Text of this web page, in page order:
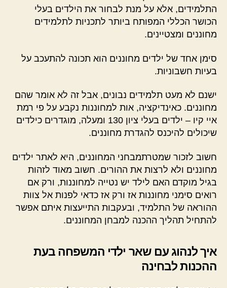
התלמידים, אלא על מנת לבחור את הילדים בעלי
הכושר הכללי המפותח ביותר לתכניות לתלמידים
מחוננים ומצטיינים.
סימן אחד של ילדים מחוננים הוא תכונה להתעכב על
בעיות חשבוניות.
ישנם לא מעט תלמידים נבונים, אבל זה לא אומר שהם
מחוננים. כאינדיקציה, אות למחוננות נקבע על פי רמת
איי קיו – ילדים בעלי ציון 130 ומעלה, מוגדרים כילדים
שיכולים להיכנס להגדרת מחוננים.
חשוב לזכור שמטרתמבחני המחוננים, היא לאתר ילדים
מחוננים ולא לרצות את ההורים. חשוב מאוד לזהות
בגיל מוקדם האם לילד יש נטייה למחוננות, ורק אם
רואים סימני מחוננות אז ורק אז כדאי לפנות אל צוות
ההוראה של התלמיד, ובעקבות התייעצות איתם אפשר
להתחיל תהליך ההכנה למבחן המחוננים.
איך לנהוג עם שאר ילדי המשפחה בעת
ההכנות לבחינה